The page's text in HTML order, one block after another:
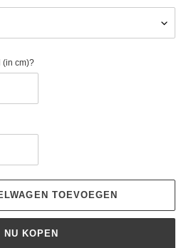
(in cm)?
TOEVOEGEN
NU KOPEN